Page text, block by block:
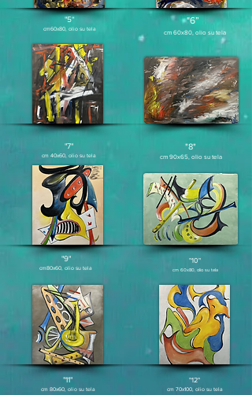
"5“
cm60x80, olio su tela
"6”
cm 60x80, olio su tela
"7"
cm 40x60, olio su tela
"9"
cm80x60, olio su tela
"8"
cm 90x65, olio su tela
"10"
cm 60x80, olio su tela
"11"
cm 80x60, olio su tela
"12"
cm 70x100, olio su tela